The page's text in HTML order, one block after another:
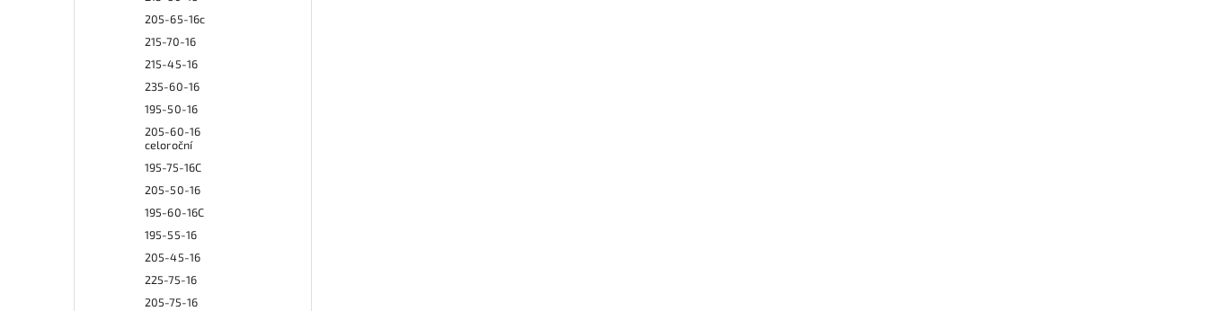
205-65-16c
215-70-16
215-45-16
235-60-16
195-50-16
205-60-16
celoroční
195-75-16C
205-50-16
195-60-16C
195-55-16
205-45-16
225-75-16
205-75-16